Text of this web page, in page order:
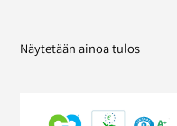
Näytetään ainoa tulos